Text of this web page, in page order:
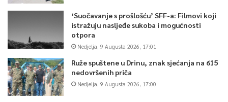
‘Suočavanje s prošlošću’ SFF-a: Filmovi koji
istražuju nasljeđe sukoba i mogućnosti
otpora
Nedjelja, 9 Augusta 2026, 17:01
Ruže spuštene u Drinu, znak sjećanja na 615
nedovršenih priča
Nedjelja, 9 Augusta 2026, 17:00